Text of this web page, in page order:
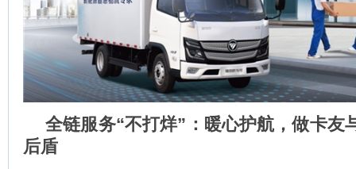
全链服务“不打烊” ：暖心护航，做卡友
后盾